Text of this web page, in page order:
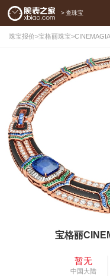
> 查珠宝
珠宝报价>宝格丽珠宝>
宝格丽
暂无
中国大陆